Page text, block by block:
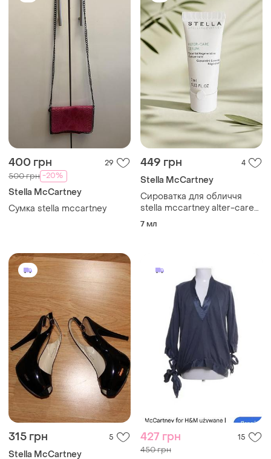
400 грн 29
500 грн -20%
Stella McCartney
Сумка stella mccartney
449 грн 4
Stella McCartney
Сироватка для обличчя
stella mccartney alter-care
serum 7 ml (оригінал,
7 мл
315 грн 5
Stella McCartney
427 грн 15
450 грн